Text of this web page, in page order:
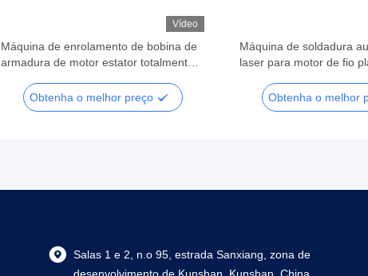
Vídeo
Máquina de enrolamento de bobina de
armadura de motor estator totalmente
Obtenha o melhor preço
Máquina de soldadura
laser para motor de fio
Obtenha o melhor
Salas 1 e 2, n.o 95, estrada Sanxiang, zona de